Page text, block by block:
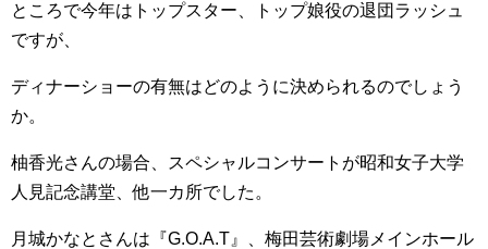
ところで今年はトップスター、トップ娘役の退団ラッシュ
ですが、
ディナーショーの有無はどのように決められるのでしょう
か。
柚香光さんの場合、スペシャルコンサートが昭和女子大学
人見記念講堂、他一カ所でした。
月城かなとさんは『G.O.A.T』、梅田芸術劇場メインホール